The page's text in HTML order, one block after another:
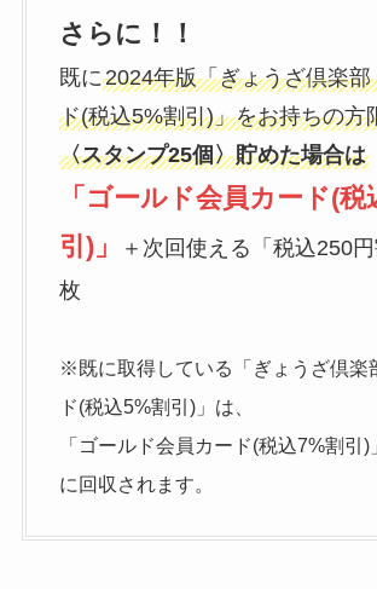
さらに！！
既に2024年版「ぎょうざ倶楽部
ド(税込5%割引)」をお持ちの方
〈スタンプ25個〉貯めた場合は
「ゴールド会員カード(税
引)」
＋次回使える「税込250
枚
※既に取得している「ぎょうざ倶楽
ド(税込5%割引)」は、
「ゴールド会員カード(税込7%割引
に回収されます。